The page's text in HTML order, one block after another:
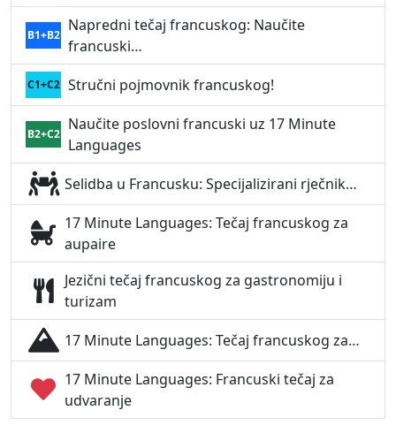
B1+B2
Napredni tečaj francuskog: Naučite
francuski…
C1+C2 Stručni pojmovnik francuskog!
B2+C2
Naučite poslovni francuski uz 17 Minute
Languages
Selidba u Francusku: Specijalizirani rječnik…
17 Minute Languages: Tečaj francuskog za
aupaire
Jezični tečaj francuskog za gastronomiju i
turizam
17 Minute Languages: Tečaj francuskog za…
17 Minute Languages: Francuski tečaj za
udvaranje